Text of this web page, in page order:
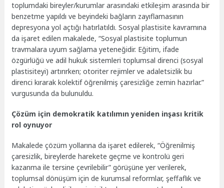
toplumdaki bireyler/kurumlar arasındaki etkileşim arasında bir
benzetme yapıldı ve beyindeki bağların zayıflamasının
depresyona yol açtığı hatırlatıldı. Sosyal plastisite kavramına
da işaret edilen makalede, “Sosyal plastisite toplumun
travmalara uyum sağlama yeteneğidir. Eğitim, ifade
özgürlüğü ve adil hukuk sistemleri toplumsal direnci (sosyal
plastisiteyi) artırırken; otoriter rejimler ve adaletsizlik bu
direnci kırarak kolektif öğrenilmiş çaresizliğe zemin hazırlar.”
vurgusunda da bulunuldu.
Çözüm için demokratik katılımın yeniden inşası kritik
rol oynuyor
Makalede çözüm yollarına da işaret edilerek, “Öğrenilmiş
çaresizlik, bireylerde harekete geçme ve kontrolü geri
kazanma ile tersine çevrilebilir” görüşüne yer verilerek,
toplumsal dönüşüm için de kurumsal reformlar, şeffaflık ve